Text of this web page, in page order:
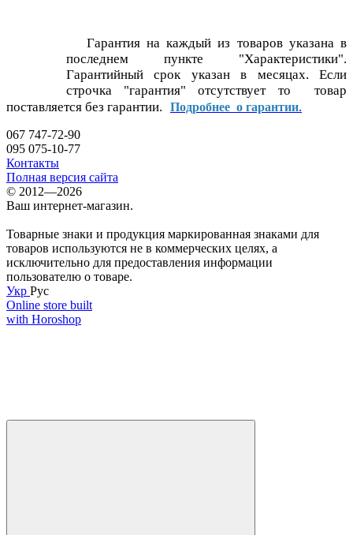
Гарантия на каждый из товаров указана в
последнем пункте "Характеристики".
Гарантийный срок указан в месяцах. Если
строчка "гарантия" отсутствует то товар
поставляется без гарантии.
Подробнее о гарантии.
067 747-72-90
095 075-10-77
Контакты
Полная версия сайта
© 2012—2026
Ваш интернет-магазин.
Товарные знаки и продукция маркированная знаками для
товаров используются не в коммерческих целях, а
исключительно для предоставления информации
пользователю о товаре.
Укр Рус
Online store built
with Horoshop